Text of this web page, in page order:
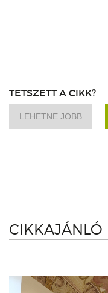
TETSZETT A CIKK?
LEHETNE JOBB
CIKKAJÁNLÓ